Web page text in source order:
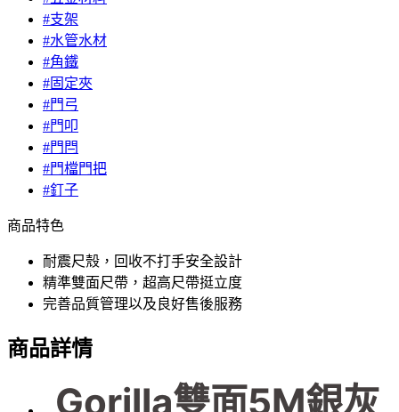
#支架
#水管水材
#角鐵
#固定夾
#門弓
#門叩
#門閂
#門檔門把
#釘子
商品特色
耐震尺殼，回收不打手安全設計
精準雙面尺帶，超高尺帶挺立度
完善品質管理以及良好售後服務
商品詳情
Gorilla雙面5M銀灰